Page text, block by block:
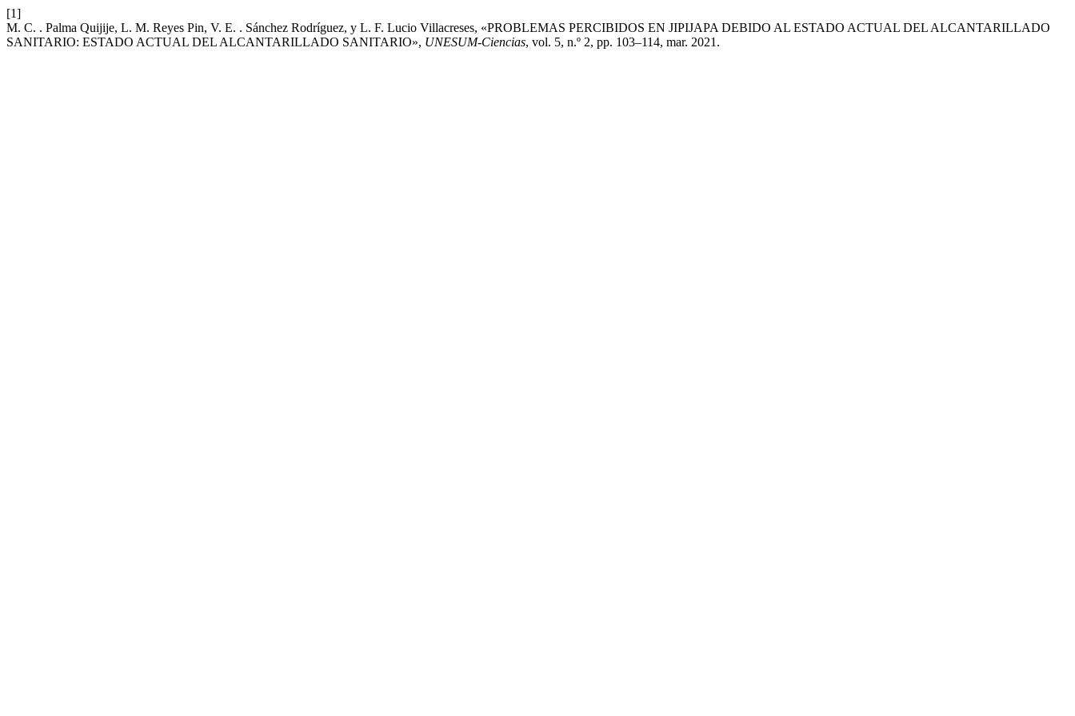
[1]
M. C. . Palma Quijije, L. M. Reyes Pin, V. E. . Sánchez Rodríguez, y L. F. Lucio Villacreses, «PROBLEMAS PERCIBIDOS EN JIPIJAPA DEBIDO AL ESTADO ACTUAL DEL ALCANTARILLADO
SANITARIO: ESTADO ACTUAL DEL ALCANTARILLADO SANITARIO», UNESUM-Ciencias, vol. 5, n.º 2, pp. 103–114, mar. 2021.